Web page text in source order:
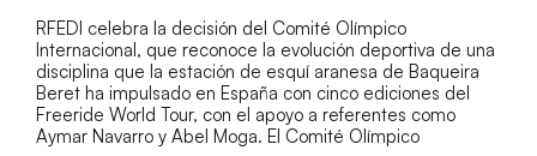
RFEDI celebra la decisión del Comité Olímpico
Internacional, que reconoce la evolución deportiva de una
disciplina que la estación de esquí aranesa de Baqueira
Beret ha impulsado en España con cinco ediciones del
Freeride World Tour, con el apoyo a referentes como
Aymar Navarro y Abel Moga. El Comité Olímpico